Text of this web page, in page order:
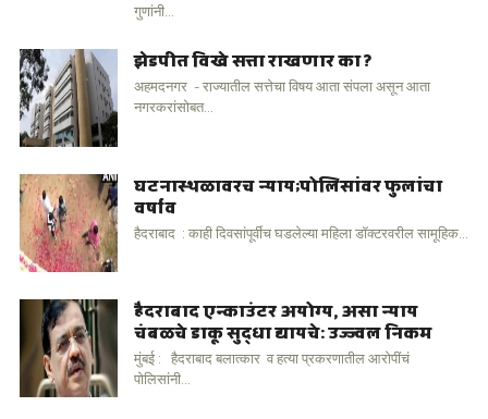
गुणांनी...
झेडपीत विखे सत्ता राखणार का ?
अहमदनगर - राज्यातील सत्तेचा विषय आता संपला असून आता
नगरकरांसोबत...
घटनास्थळावरच न्याय;पोलिसांवर फुलांचा
वर्षाव
हैदराबाद : काही दिवसांपूर्वीच घडलेल्या महिला डॉक्टरवरील सामूहिक...
हैदराबाद एन्काउंटर अयोग्य, असा न्याय
चंबळचे डाकू सुद्धा द्यायचे: उज्ज्वल निकम
मुंबई : हैदराबाद बलात्कार व हत्या प्रकरणातील आरोपींचं
पोलिसांनी...